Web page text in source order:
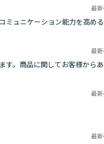
最
ュニケーション能力を高め
最
す。商品に関してお客様から
最
最